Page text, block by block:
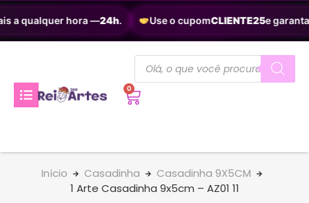
a qualquer hora —24h. Use o cupomCLIENTE25e garanta
0
Início Casadinha
Casadinha 9X5CM
1 Arte Casadinha 9x5cm – AZ01 11